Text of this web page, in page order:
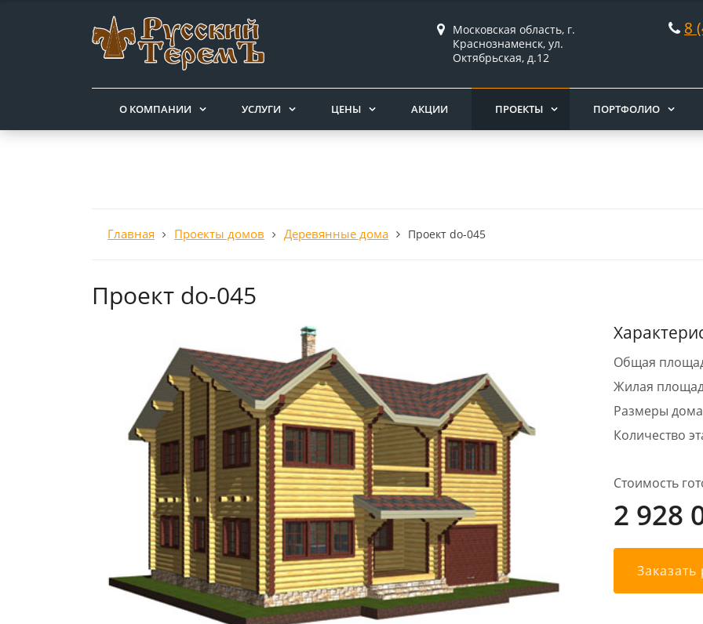
Московская область, г.
Краснознаменск, ул.
Октябрьская, д.12
8
О КОМПАНИИ УСЛУГИ ЦЕНЫ АКЦИИ ПРОЕКТЫ ПОРТФОЛИО
Главная Проекты домов Деревянные дома Проект do-045
Проект do-045
Общая
Жилая
Размеры дома
Количество
Стоимость
2 928